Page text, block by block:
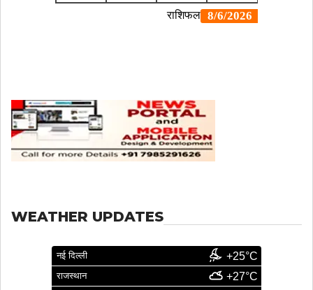
WEATHER UPDATES
नई दिल्ली +25°C
राजस्थान +27°C